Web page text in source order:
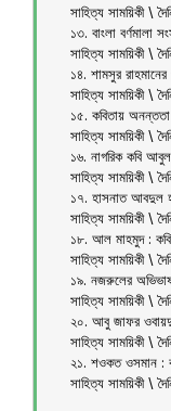
সাহিত্য সাময়িকী \
১৩. বাংলা বর্ণমালা
সাহিত্য সাময়িকী \
১৪. শামসুর রাহমানের
সাহিত্য সাময়িকী \
১৫. কবিতায়
সাহিত্য সাময়িকী \
১৬. নাগরিক কবি
সাহিত্য সাময়িকী \
১৭. হাসনাত আবদুল
সাহিত্য সাময়িকী \
১৮. আল মাহমুদ :
সাহিত্য সাময়িকী \
১৯. নজরুলের
সাহিত্য সাময়িকী \
২০. আবু জাফর
সাহিত্য সাময়িকী \
২১. শওকত ওসমান :
সাহিত্য সাময়িকী \